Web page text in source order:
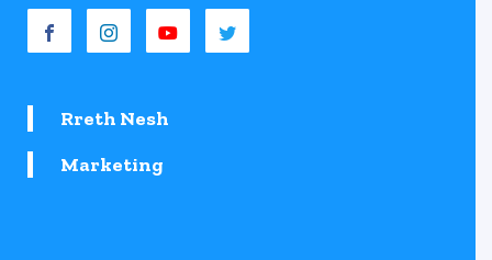
Rreth Nesh
Marketing